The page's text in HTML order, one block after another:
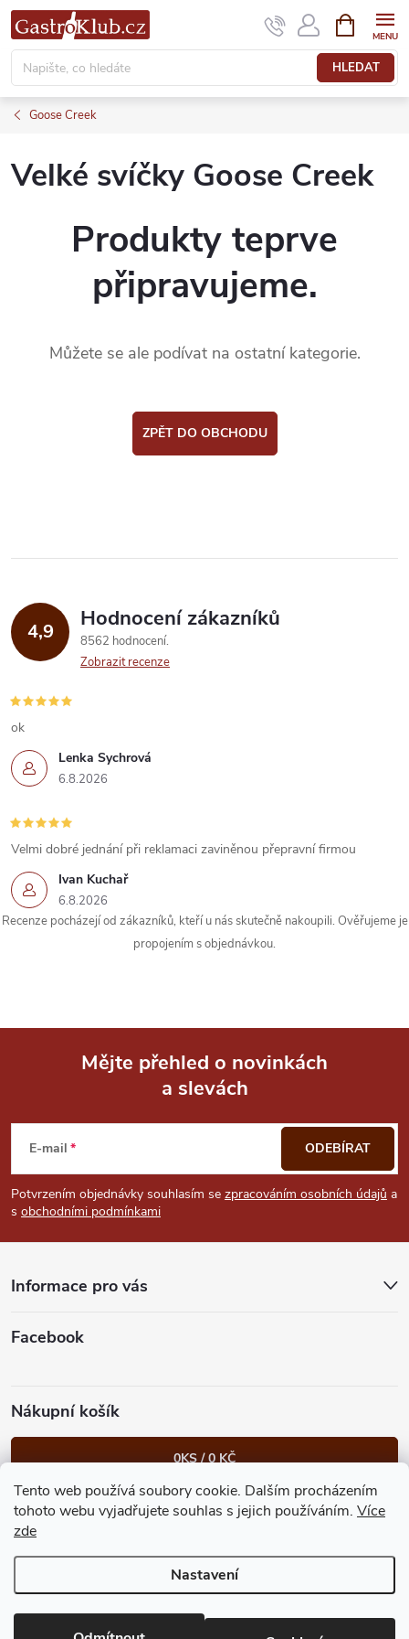
Tento web používá soubory cookie. Dalším procházením
tohoto webu vyjadřujete souhlas s jejich používáním. Více
zde
Nastavení
Přejít
na
obsah
HLEDAT
NÁKUPNÍ
KOŠÍK
Goose Creek
Velké svíčky Goose Creek
Produkty teprve
připravujeme.
Můžete se ale podívat na ostatní kategorie.
ZPĚT DO OBCHODU
4,9 Hodnocení zákazníků
8562 hodnocení
Zobrazit recenze
Lenka Sychrová
6.8.2026
ok
Ivan Kuchař
6.8.2026
Velmi dobré jednání při reklamaci zaviněnou přepravní firmou
Recenze pocházejí od zákazníků, kteří u nás skutečně nakoupili. Ověřujeme je
propojením s objednávkou.
p
a
Mějte přehled o novinkách
a slevách
E-mail
Potvrzením objednávky souhlasím se zpracováním osobních údajů a
s obchodními podmínkami
ODEBÍRAT
Informace pro vás
Facebook
Nákupní košík
0KS /0 KČ
Heureka.cz Facebook Instagram Bonvolo - přidej se taky
Vytvořil Shoptet Premium
GastroKlub.cz. Všechna práva vyhrazena.
nastavení cookies